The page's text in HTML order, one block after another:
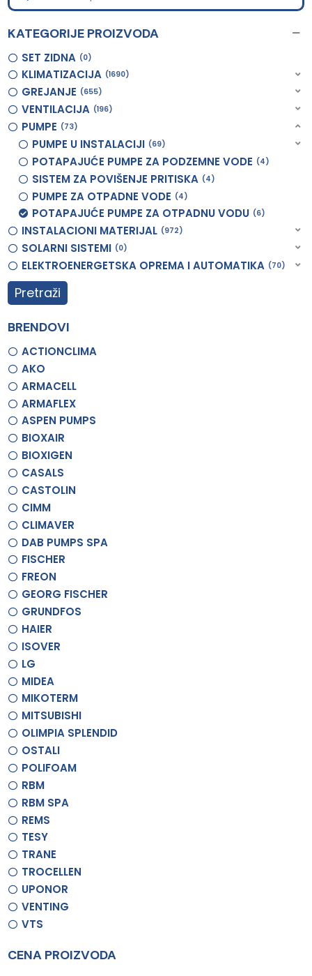
KATEGORIJE PROIZVODA
SET ZIDNA 0
KLIMATIZACIJA 1690
GREJANJE 655
VENTILACIJA 196
PUMPE 73
PUMPE U INSTALACIJI 69
POTAPAJUĆE PUMPE ZA PODZEMNE VODE 4
SISTEM ZA POVIŠENJE PRITISKA 4
PUMPE ZA OTPADNE VODE 4
POTAPAJUĆE PUMPE ZA OTPADNU VODU 6
INSTALACIONI MATERIJAL 972
SOLARNI SISTEMI 0
ELEKTROENERGETSKA OPREMA I AUTOMATIKA 70
Pretraži
BRENDOVI
ACTIONCLIMA
AKO
ARMACELL
ARMAFLEX
ASPEN PUMPS
BIOXAIR
BIOXIGEN
CASALS
CASTOLIN
CIMM
CLIMAVER
DAB PUMPS SPA
FISCHER
FREON
GEORG FISCHER
GRUNDFOS
HAIER
ISOVER
LG
MIDEA
MIKOTERM
MITSUBISHI
OLIMPIA SPLENDID
OSTALI
POLIFOAM
RBM
RBM SPA
REMS
TESY
TRANE
TROCELLEN
UPONOR
VENTING
VTS
CENA PROIZVODA